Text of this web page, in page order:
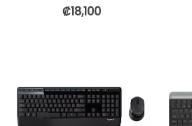
0out of 5
₡18,100